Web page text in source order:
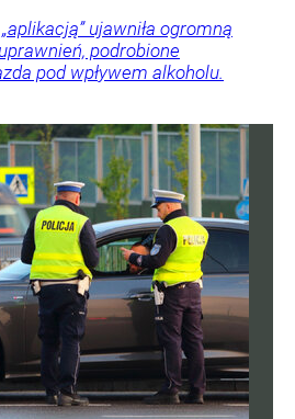
ujawniła ogromną
podrobione
pod wpływem alkoholu.